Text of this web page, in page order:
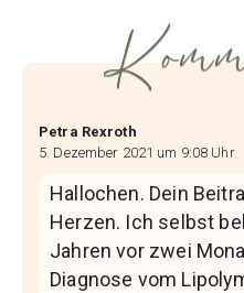
Petra Rexroth
5. Dezember 2021 um 9:08 Uhr
Hallochen. Dein
Herzen. Ich selbst
Jahren vor zwei
Diagnose vom